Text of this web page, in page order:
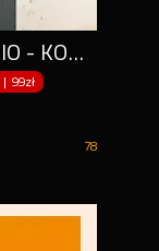
ANTEK SMYKIEWICZ TRIO - KONCERT AKUSTYCZNY
|99zł
78